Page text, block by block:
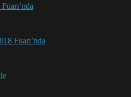
Fuarı’nda